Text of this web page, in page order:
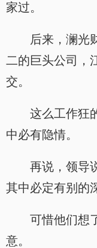
家过。
后来，澜光
二的巨头公司，
交。
这么工作狂
中必有隐情。
再说，领导
其中必定有别的
可惜他们想
意。